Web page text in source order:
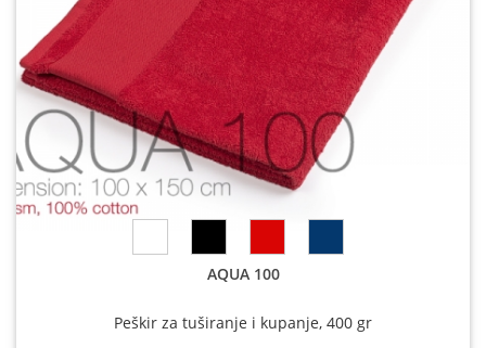
AQUA 100
Peškir za tuširanje i kupanje, 400 gr